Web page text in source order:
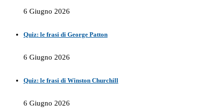
6 Giugno 2026
Quiz: le frasi di George Patton
6 Giugno 2026
Quiz: le frasi di Winston Churchill
6 Giugno 2026